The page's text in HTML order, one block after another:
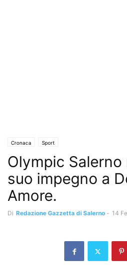
Cronaca Sport
Olympic Salerno
suo impegno a
Amore.
Di Redazione Gazzetta di Salerno - 14